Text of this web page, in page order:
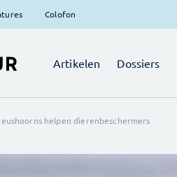
Colofon
Artikelen Dossiers
helpen dierenbeschermers